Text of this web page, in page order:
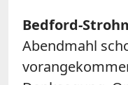
Bedford-
Abendmahl